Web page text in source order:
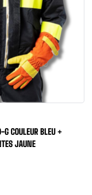
COULEUR BLEU +
JAUNE